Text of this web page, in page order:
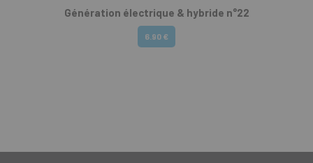
Génération électrique & hybride n°22
6.90 €